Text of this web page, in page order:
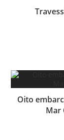
Oito
Mar